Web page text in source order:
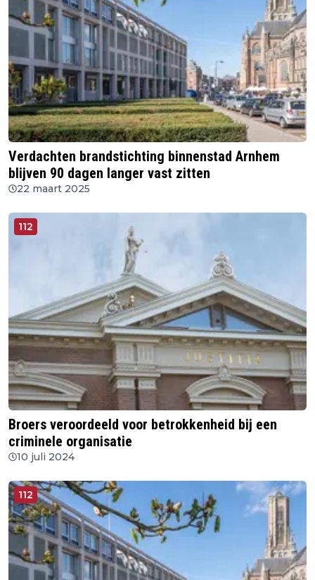
Verdachten brandstichting binnenstad Arnhem
blijven 90 dagen langer vast zitten
22 maart 2025
112
Broers veroordeeld voor betrokkenheid bij een
criminele organisatie
10 juli 2024
112